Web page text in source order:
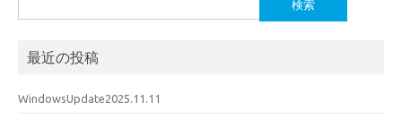
索:
最近の投稿
WindowsUpdate2025.11.11